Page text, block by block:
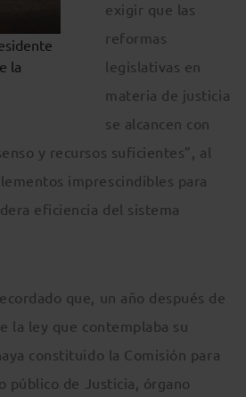
la
exigir que las
reformas
legislativas en
materia de justicia
se alcancen con
y recursos suficientes”, al
imprescindibles para
eficiencia del sistema
que, un año después de
la ley que contemplaba su
constituido la Comisión para
público de Justicia, órgano